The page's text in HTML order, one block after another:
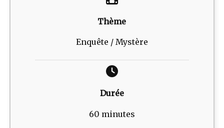
Thème
Enquête / Mystère
Durée
60 minutes